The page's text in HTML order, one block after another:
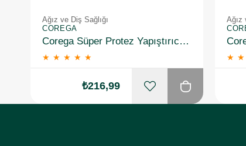
Ağız ve Diş Sağlığı
COREGA
Corega Süper Protez Yapıştırıcı Naneli Krem 40 Gr
★ ★ ★ ★ ★
₺216,99
Ağız
★ ★